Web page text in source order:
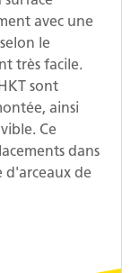
avec une
le
très facile.
sont
ainsi
Ce
dans
d'arceaux de